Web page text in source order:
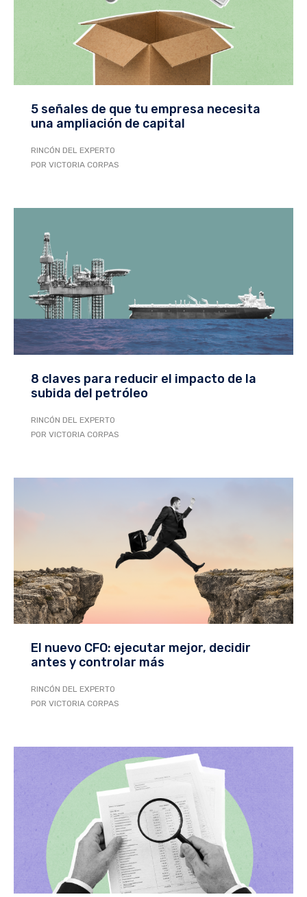
5 señales de que tu empresa necesita
una ampliación de capital
RINCÓN DEL EXPERTO
POR VICTORIA CORPAS
8 claves para reducir el impacto de la
subida del petróleo
RINCÓN DEL EXPERTO
POR VICTORIA CORPAS
El nuevo CFO: ejecutar mejor, decidir
antes y controlar más
RINCÓN DEL EXPERTO
POR VICTORIA CORPAS